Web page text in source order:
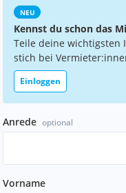
NEU
Kennst du schon das
Teile deine wichtigsten
stich bei
Einloggen
Anrede optional
Vorname